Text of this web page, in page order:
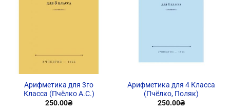
Арифметика для 3го
Класса (Пчёлко А.С.)
250.00₴
Арифметика для 4 Класса
(Пчёлко, Поляк)
250.00₴